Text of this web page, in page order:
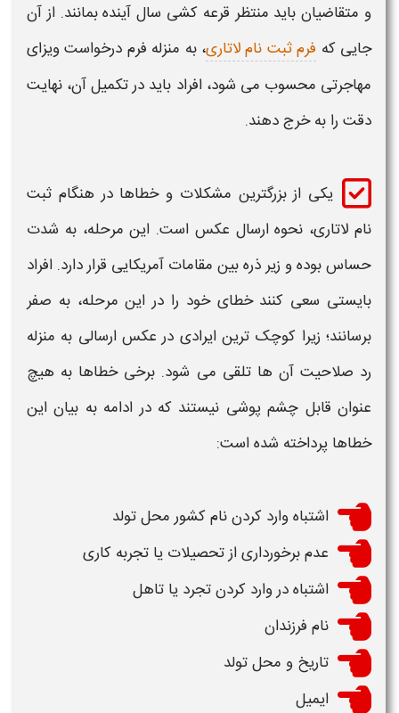
و متقاضیان باید منتظر قرعه کشی سال آینده بمانند. از آن
جایی که فرم ثبت نام لاتاری، به منزله فرم درخواست ویزای
مهاجرتی محسوب می شود، افراد باید در تکمیل آن، نهایت
دقت را به خرج دهند.
یکی از بزرگترین مشکلات و خطاهادر هنگام ثبت
نام لاتاری، نحوه ارسال عکس است. این مرحله، به شدت
حساس بوده و زیر ذره بین مقامات آمریکایی قرار دارد. افراد
بایستی سعی کنندخطایخود را در این مرحله، به صفر
برسانند؛ زیرا کوچک ترین ایرادی در عکس ارسالی به منزله
رد صلاحیت آن ها تلقی می شود. برخیخطاها به هیچ
عنوان قابل چشم پوشی نیستند که در ادامه به بیان این
خطاها پرداخته شده است:
اشتباه وارد کردن نام کشور محل تولد
عدم برخورداری از تحصیلات یا تجربه کاری
اشتباه در وارد کردن تجرد یا تاهل
نام فرزندان
تاریخ و محل تولد
ایمیل